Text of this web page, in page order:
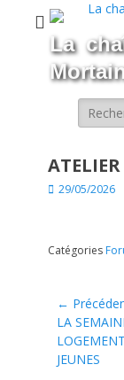
La
Posted
29/05/2026
Catégories
de
l’article
←
Article
précédent :
LA
JEUNES